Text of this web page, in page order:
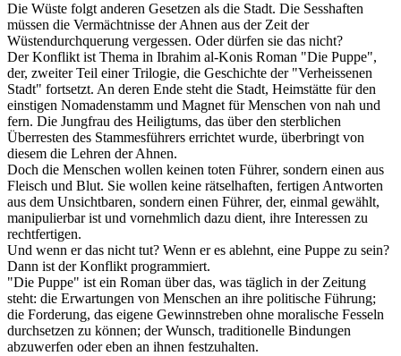
Die Wüste folgt anderen Gesetzen als die Stadt. Die Sesshaften
müssen die Vermächtnisse der Ahnen aus der Zeit der
Wüstendurchquerung vergessen. Oder dürfen sie das nicht?
Der Konflikt ist Thema in Ibrahim al-Konis Roman "Die Puppe",
der, zweiter Teil einer Trilogie, die Geschichte der "Verheissenen
Stadt" fortsetzt. An deren Ende steht die Stadt, Heimstätte für den
einstigen Nomadenstamm und Magnet für Menschen von nah und
fern. Die Jungfrau des Heiligtums, das über den sterblichen
Überresten des Stammesführers errichtet wurde, überbringt von
diesem die Lehren der Ahnen.
Doch die Menschen wollen keinen toten Führer, sondern einen aus
Fleisch und Blut. Sie wollen keine rätselhaften, fertigen Antworten
aus dem Unsichtbaren, sondern einen Führer, der, einmal gewählt,
manipulierbar ist und vornehmlich dazu dient, ihre Interessen zu
rechtfertigen.
Und wenn er das nicht tut? Wenn er es ablehnt, eine Puppe zu sein?
Dann ist der Konflikt programmiert.
"Die Puppe" ist ein Roman über das, was täglich in der Zeitung
steht: die Erwartungen von Menschen an ihre politische Führung;
die Forderung, das eigene Gewinnstreben ohne moralische Fesseln
durchsetzen zu können; der Wunsch, traditionelle Bindungen
abzuwerfen oder eben an ihnen festzuhalten.